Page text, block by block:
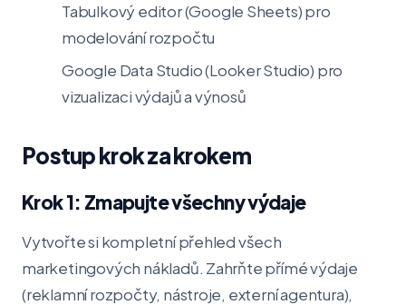
Tabulkový editor (Google Sheets) pro
modelování rozpočtu
Google Data Studio (Looker Studio) pro
vizualizaci výdajů a výnosů
Postup krok za krokem
Krok 1: Zmapujte všechny výdaje
Vytvořte si kompletní přehled všech
marketingových nákladů. Zahrňte přímé výdaje
(reklamní rozpočty, nástroje, externí agentura),